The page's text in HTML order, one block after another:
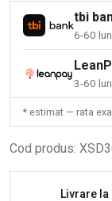
tbi
6-60
3-60
* estimat — rata
Cod produs:
Livrare